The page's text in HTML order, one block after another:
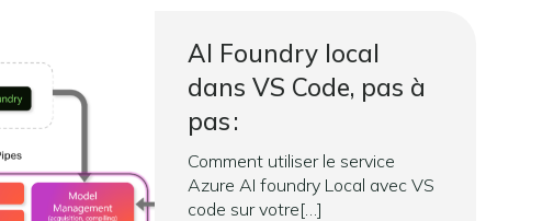
AI Foundry local
dans VS Code, pas à
pas :
Comment utiliser le service
Azure AI foundry Local avec VS
code sur votre[…]